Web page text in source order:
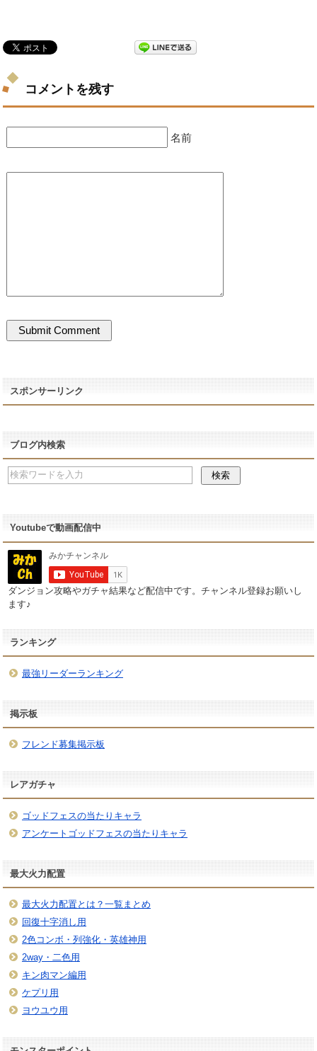
コメントを残す
名前
スポンサーリンク
ブログ内検索
Youtubeで動画配信中
ダンジョン攻略やガチャ結果など配信中です。チャンネル登録お願いし
ます♪
ランキング
最強リーダーランキング
掲示板
フレンド募集掲示板
レアガチャ
ゴッドフェスの当たりキャラ
アンケートゴッドフェスの当たりキャラ
最大火力配置
最大火力配置とは？一覧まとめ
回復十字消し用
2色コンボ・列強化・英雄神用
2way・二色用
キン肉マン編用
ケプリ用
ヨウユウ用